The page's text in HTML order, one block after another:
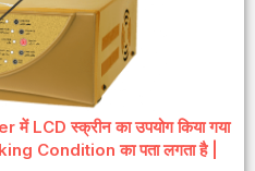
स्क्रीन का उपयोग किया गया
Condition का पता लगता है |